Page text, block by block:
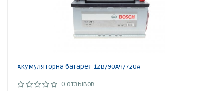
Акумуляторна батарея 12В/90Ач/720А
0 отзывов